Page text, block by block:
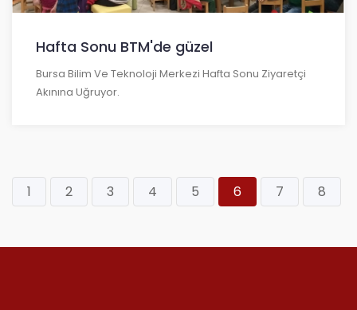
Hafta Sonu BTM'de güzel
Bursa Bilim Ve Teknoloji Merkezi Hafta Sonu Ziyaretçi
Akınına Uğruyor.
1 2 3 4 5 6 7 8